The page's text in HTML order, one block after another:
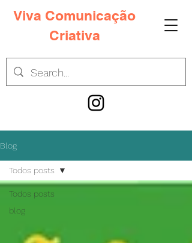
Viva Comunicação
Criativa
Blog
Todos posts
blog
Todos posts